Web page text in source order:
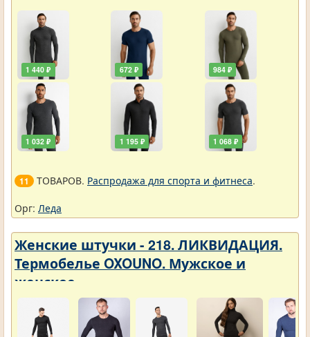
1 440 ₽
1 032 ₽
672 ₽
1 195 ₽
984 ₽
1 068 ₽
11 ТОВАРОВ. Распродажа для спорта и фитнеса.
Орг: Леда
Женские штучки - 218. ЛИКВИДАЦИЯ.
Термобелье OXOUNO. Мужское и
женское